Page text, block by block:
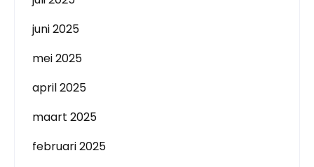
juni 2025
mei 2025
april 2025
maart 2025
februari 2025